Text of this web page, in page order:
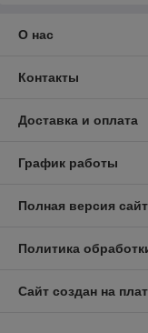
О нас
Контакты
Доставка и оплата
График работы
Полная версия
Политика
Сайт создан на